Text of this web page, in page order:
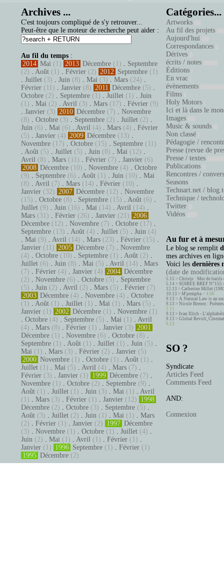
Archives ...
C'est toujours compliqué de s'y retrouver...
Peut-être que le moteur de recherche peut aider :
Au fil du temps :
2014 Mai (1) 2013 Décembre (1) . Septembre
(2) . Août (1) . Février (2) 2012 Septembre (1)
. Juillet (3) . Juin (8) . Mai (3) . Mars (24) .
Février (11) . Janvier (8) 2011 Décembre (5) .
Octobre (2) . Septembre (1) . Juillet (1) . Juin
(1) . Mai (2) . Avril (3) . Mars (17) . Février (9)
. Janvier (3) 2010 Décembre (7) . Novembre
(8) . Octobre (3) . Septembre (2) . Juillet (2) .
Juin (6) . Mai (6) . Avril (4) . Mars (4) . Février
(5) . Janvier (4) 2009 Décembre (13) .
Novembre (17) . Octobre (15) . Septembre (11)
. Août (5) . Juillet (5) . Juin (8) . Mai (12) .
Avril (8) . Mars (11) . Février (7) . Janvier (6)
2008 Décembre (10) . Novembre (4) . Octobre
(9) . Septembre (6) . Août (1) . Juin (10) . Mai
(8) . Avril (7) . Mars (14) . Février (10) .
Janvier (32) 2007 Décembre (12) . Novembre
(15) . Octobre (8) . Septembre (15) . Août (6) .
Juillet (9) . Juin (16) . Mai (14) . Avril (14) .
Mars (31) . Février (26) . Janvier (21) 2006
Décembre (12) . Novembre (7) . Octobre (17) .
Septembre (13) . Août (4) . Juillet (5) . Juin (4)
. Mai (9) . Avril (14) . Mars (23) . Février (15) .
Janvier (11) 2005 Décembre (7) . Novembre
(4) . Octobre (10) . Septembre (1) . Août (2) .
Juillet (6) . Juin (8) . Mai (5) . Avril (14) . Mars
(7) . Février (4) . Janvier (4) 2004 Décembre
(2) . Novembre (6) . Octobre (5) . Septembre
(5) . Juin (2) . Avril (2) . Mars (5) . Février (7)
2003 Décembre (4) . Novembre (4) . Octobre
(1) . Août (1) . Juillet (1) . Mai (1) . Mars (5) .
Janvier (1) 2002 Décembre (1) . Novembre (1)
. Octobre (4) . Septembre (5) . Mai (1) . Avril
(4) . Mars (8) . Février (1) . Janvier (3) 2001
Décembre (1) . Novembre (6) . Octobre (8) .
Septembre (1) . Août (1) . Juillet (1) . Juin (5) .
Mai (1) . Mars (3) . Février (2) . Janvier (5)
2000 Novembre (1) . Octobre (1) . Août (1) .
Juillet (1) . Mai (5) . Avril (4) . Mars (7) .
Février (3) . Janvier (1) 1999 Décembre (7) .
Novembre (1) . Octobre (2) . Septembre (9) .
Août (1) . Juillet (1) . Juin (3) . Mai (1) . Avril
(1) . Mars (3) . Février (1) . Janvier (12) 1998
Décembre (2) . Octobre (3) . Septembre (5) .
Août (3) . Juillet (2) . Juin (1) . Mai (1) . Mars
(2) . Février (1) . Janvier (2) 1997 Décembre
(3) . Novembre (1) . Octobre (1) . Juillet (4) .
Juin (2) . Mai (1) . Avril (1) . Février (1) .
Janvier (1) 1996 Septembre (1) . Février (1)
1995 Décembre (2)
Catégories...
Artworks
Au fil des projets
Aujourd'hui
Correspondances
Dérives
écrits / notes
Éditions
En vrac
évènements
Films
Holy Motors
Ici et là dans le
Images
Music & sounds
Non classé
Pédagogie /
Presse (revue de
Presse / textes
Publications
Rencontres /
Seasons
Technart.net /
Technique /
Twitter
Vidéos
Au fur et à
Le blog se remplit
mes archives en
Voici les dernières
(date de
5.15 > Christo : Mur de barils
5.14 > SOIRÉE BREF
12.13 > Catherine Millet
10.13 > M'pempba < 4.06
9.13 > A Natural Law is an
9.13 > Nicole Brenez :
2.11
9.13 > Ivan Illich -
9.13 > Global Revolt,
9.13
SO ?
Syndicate
Articles Feed
Comments Feed
AND:
Connexion